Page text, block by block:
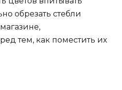
обрезать стебли
тем, как поместить их